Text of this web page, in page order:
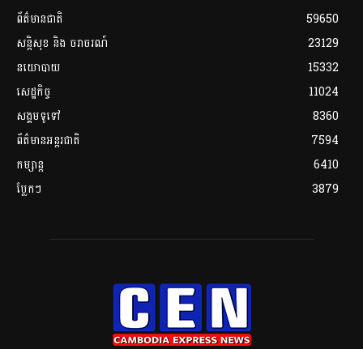
ព័ត៌មានជាតិ
59650
សន្តិសុខ និង ចរាចរណ៍
23129
នយោបាយ
15332
សេដ្ឋកិច្ច
11024
សង្គមទូទៅ
8360
ព័ត៌មានអន្តរជាតិ
7594
កម្សាន្ត
6410
ប្លែកៗ
3879